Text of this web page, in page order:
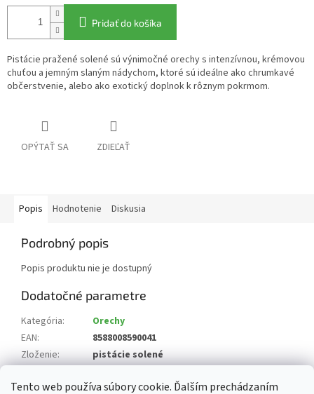
Tento web používa súbory cookie. Ďalším prechádzaním
Pridať do košíka
Pistácie pražené solené sú výnimočné orechy s intenzívnou, krémovou
chuťou a jemným slaným nádychom, ktoré sú ideálne ako chrumkavé
občerstvenie, alebo ako exotický doplnok k rôznym pokrmom.
OPÝTAŤ SA ZDIEĽAŤ
Popis Hodnotenie Diskusia
Podrobný popis
Popis produktu nie je dostupný
Dodatočné parametre
Kategória:
Orechy
EAN:
8588008590041
Zloženie:
pistácie solené
? Alergén: 8 orechy a výrobky z nich